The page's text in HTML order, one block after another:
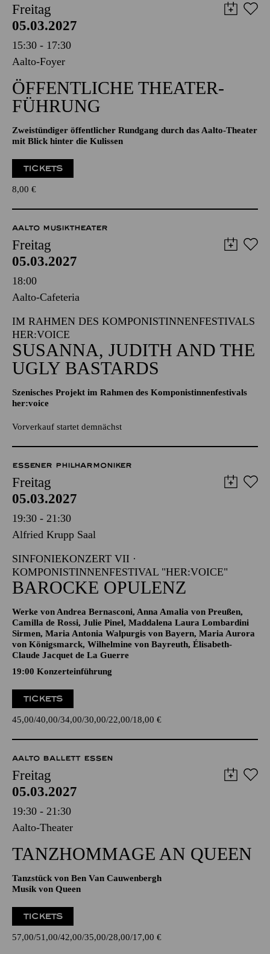
15:30 - 17:30
Aalto-Foyer
ÖFFENTLICHE THEATER­
FÜHRUNG
Zweistündiger öffentlicher Rundgang durch das Aalto-Theater
mit Blick hinter die Kulissen
TICKETS
AALTO MUSIKTHEATER
Freitag
05.03.2027
18:00
Aalto-Cafeteria
IM RAHMEN DES KOMPONISTINNENFESTIVALS
HER:VOICE
SUSANNA, JUDITH AND THE
UGLY BASTARDS
Szenisches Projekt im Rahmen des Komponistinnenfestivals
her:voice
Vorverkauf startet demnächst
ESSENER PHILHARMONIKER
Freitag
05.03.2027
19:30 - 21:30
Alfried Krupp Saal
SINFONIEKONZERT VII ·
KOMPONISTINNENFESTIVAL "HER:VOICE"
BAROCKE OPULENZ
Werke von Andrea Bernasconi, Anna Amalia von Preußen,
Camilla de Rossi, Julie Pinel, Maddalena Laura Lombardini
von Königsmarck, Wilhelmine von Bayreuth, Élisabeth-
Claude Jacquet de La Guerre
19:00 Konzerteinführung
AALTO BALLETT ESSEN
Freitag
05.03.2027
19:30 - 21:30
Aalto-Theater
TANZ­HOMMAGE AN QUEEN
Musik von Queen
TICKETS
SCHAUSPIEL ESSEN